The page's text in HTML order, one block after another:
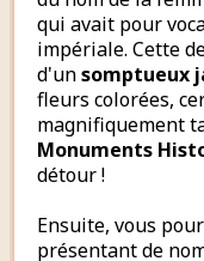
qui avait pour
impériale. Cette
d'unsomptueux
fleurs colorées,
magnifiquement
Monuments
détour !
Ensuite, vous
présentant de